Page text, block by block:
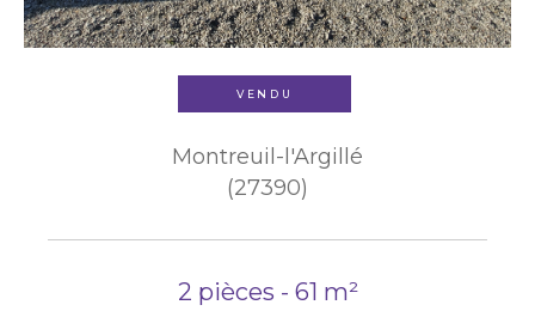
VENDU
Montreuil-l'Argillé
(27390)
2 pièces - 61 m²